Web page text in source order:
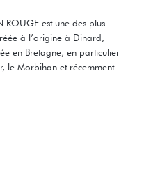
ROUGE est une des plus
à l’origine à Dinard,
en Bretagne, en particulier
le Morbihan et récemment